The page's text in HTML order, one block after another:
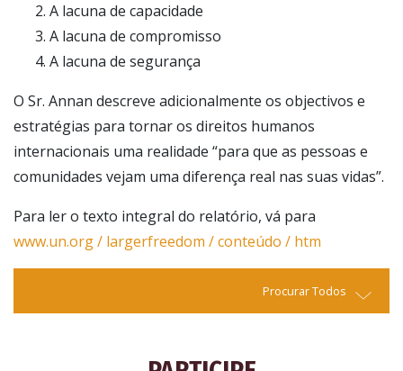
A lacuna de capacidade
A lacuna de compromisso
A lacuna de segurança
O Sr. Annan descreve adicionalmente os objectivos e
estratégias para tornar os direitos humanos
internacionais uma realidade “para que as pessoas e
comunidades vejam uma diferença real nas suas vidas”.
Para ler o texto integral do relatório, vá para
www.un.org / largerfreedom / conteúdo / htm
Procurar Todos